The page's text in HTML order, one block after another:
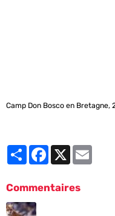
Camp Don Bosco en Bretagne,
PartagerFacebook
X
Commentaires